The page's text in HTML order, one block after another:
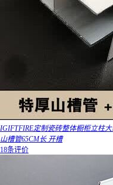
IGIFTFIRE定制瓷砖整体橱柜立柱
山槽管65CM长 开槽
18条评价